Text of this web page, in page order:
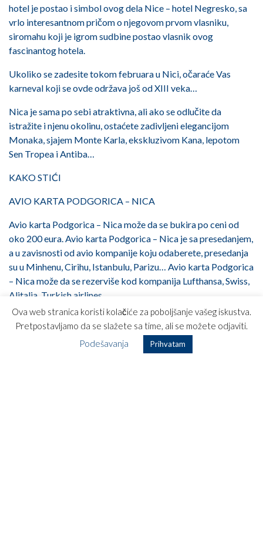
hotel je postao i simbol ovog dela Nice – hotel Negresko, sa
vrlo interesantnom pričom o njegovom prvom vlasniku,
siromahu koji je igrom sudbine postao vlasnik ovog
fascinantog hotela.
Ukoliko se zadesite tokom februara u Nici, očaraće Vas
karneval koji se ovde održava još od XIII veka…
Nica je sama po sebi atraktivna, ali ako se odlučite da
istražite i njenu okolinu, ostaćete zadivljeni elegancijom
Monaka, sjajem Monte Karla, ekskluzivom Kana, lepotom
Sen Tropea i Antiba…
KAKO STIĆI
AVIO KARTA PODGORICA – NICA
Avio karta Podgorica – Nica može da se bukira po ceni od
oko 200 eura. Avio karta Podgorica – Nica je sa presedanjem,
a u zavisnosti od avio kompanije koju odaberete, presedanja
su u Minhenu, Cirihu, Istanbulu, Parizu… Avio karta Podgorica
– Nica može da se rezerviše kod kompanija Lufthansa, Swiss,
Alitalia, Turkish airlines…
Aerodrom Nice Côte d’Azur je smešten na samo 6 kilometara
od grada i treći je po prometu putnika aerodrom u
Francuskoj. Više od 50 prevoznika saobraća preko ovog
Ova web stranica koristi kolačiće za poboljšanje vašeg iskustva.
Pretpostavljamo da se slažete sa time, ali se možete odjaviti.
Podešavanja
Prihvatam